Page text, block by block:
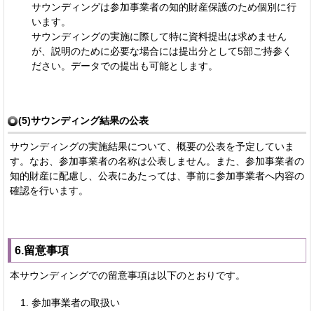
サウンディングは参加事業者の知的財産保護のため個別に行
います。
サウンディングの実施に際して特に資料提出は求めません
が、説明のために必要な場合には提出分として5部ご持参く
ださい。データでの提出も可能とします。
(5)サウンディング結果の公表
サウンディングの実施結果について、概要の公表を予定していま
す。なお、参加事業者の名称は公表しません。また、参加事業者の
知的財産に配慮し、公表にあたっては、事前に参加事業者へ内容の
確認を行います。
6.留意事項
本サウンディングでの留意事項は以下のとおりです。
参加事業者の取扱い